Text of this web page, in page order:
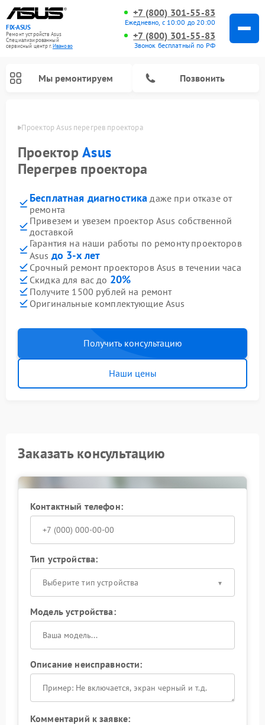
FIX-ASUS
Ремонт устройств Asus
Специализированный
cервисный центр г.Иваново
+7 (800) 301-55-83
Ежедневно, с 10:00 до 20:00
+7 (800) 301-55-83
Звонок бесплатный по РФ
Мы ремонтируем Позвонить
Проектор Asus перегрев проектора
ПроекторAsus
Перегрев проектора
Бесплатная диагностика даже при отказе от
ремонта
Привезем и увезем проектор Asus собственной
доставкой
Гарантия на наши работы по ремонту проекторов
Asus до 3-х лет
Срочный ремонт проекторов Asus в течении часа
Скидка для вас до 20%
Получите 1500 рублей на ремонт
Оригинальные комплектующие Asus
Получить консультацию
Наши цены
Заказать консультацию
Контактный телефон:
Тип устройства:
Выберите тип устройства
Модель устройства:
Описание неисправности:
Комментарий к заявке: